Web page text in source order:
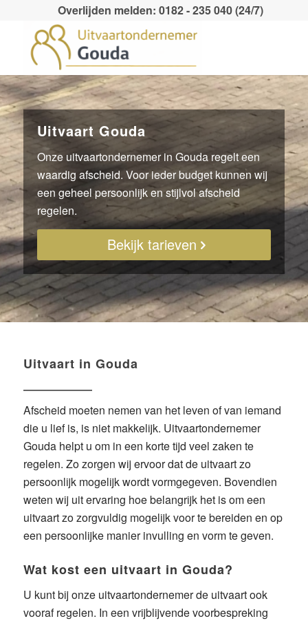
Overlijden melden: 0182 - 235 040 (24/7)
Uitvaart Gouda
Onze uitvaartondernemer in Gouda regelt een
waardig afscheid. Voor ieder budget kunnen wij
een geheel persoonlijk en stijlvol afscheid
regelen.
Bekijk tarieven
Uitvaart in Gouda
Afscheid moeten nemen van het leven of van iemand
die u lief is, is niet makkelijk. Uitvaartondernemer
Gouda helpt u om in een korte tijd veel zaken te
regelen. Zo zorgen wij ervoor dat de uitvaart zo
persoonlijk mogelijk wordt vormgegeven. Bovendien
weten wij uit ervaring hoe belangrijk het is om een
uitvaart zo zorgvuldig mogelijk voor te bereiden en op
een persoonlijke manier invulling en vorm te geven.
Wat kost een uitvaart in Gouda?
U kunt bij onze uitvaartondernemer de uitvaart ook
vooraf regelen. In een vrijblijvende voorbespreking